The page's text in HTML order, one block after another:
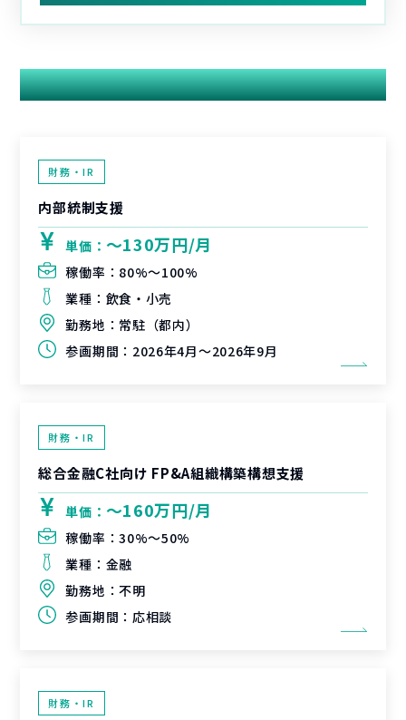
関連する案件
財務・IR
内部統制支援
単価： 〜130万円/月
稼働率： 80%〜100%
業種： 飲食・小売
勤務地： 常駐（都内）
参画期間： 2026年4月～2026年9月
財務・IR
総合金融C社向け FP&A組織構築構想支援
単価： 〜160万円/月
稼働率：30%〜50%
業種： 金融
勤務地：不明
参画期間： 応相談
財務・IR